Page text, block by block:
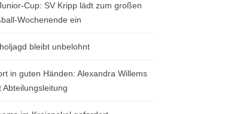
Cup: SV Kripp lädt zum großen
Wochenende ein
bleibt unbelohnt
in guten Händen: Alexandra Willems
Abteilungsleitung